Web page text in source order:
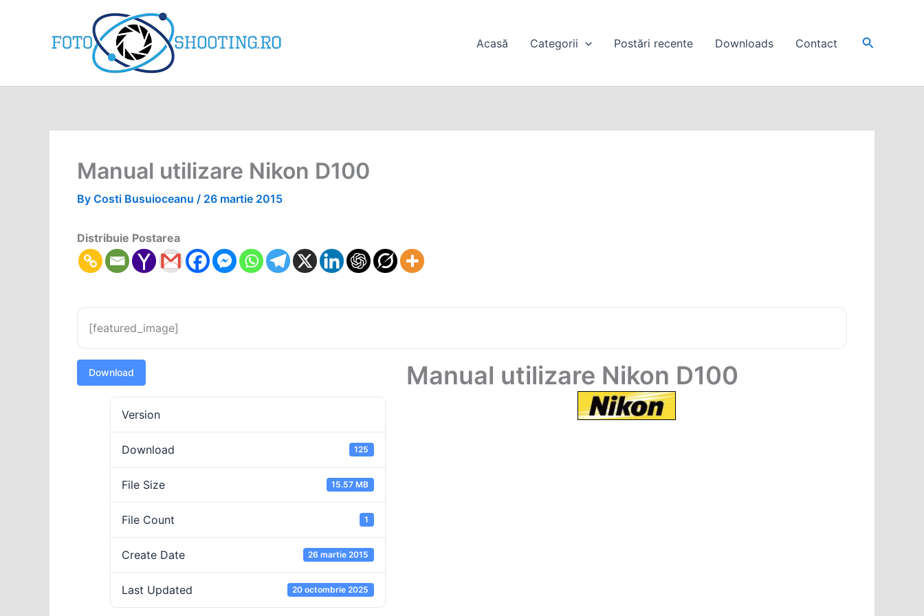
Acasă Categorii Postări recente Downloads Contact Search
Manual utilizare Nikon D100
By Costi Busuioceanu / 26 martie 2015
Distribuie Postarea
[featured_image]
Download
Version
Download 125
File Size 15.57 MB
File Count 1
Create Date 26 martie 2015
Last Updated 20 octombrie 2025
Manual utilizare Nikon D100